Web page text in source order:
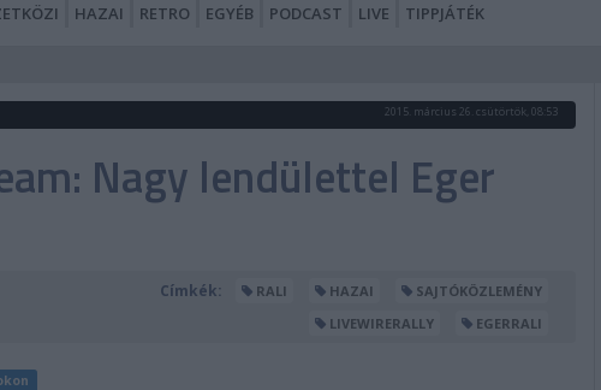
HAZAI RETRO EGYÉB PODCAST LIVE TIPPJÁTÉK
2015. március 26. csütörtök, 08:53
Nagy lendülettel Eger
Címkék: RALI HAZAI
SAJTÓKÖZLEMÉNY
LIVEWIRERALLY
EGERRALI